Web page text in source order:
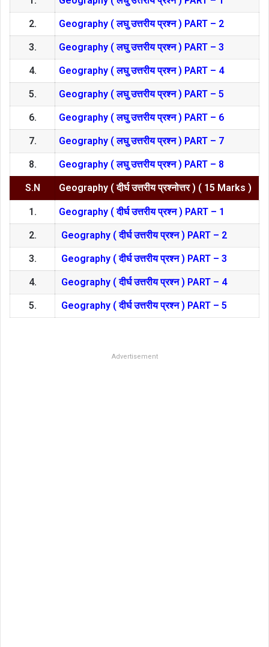
2. Geography ( लघु उत्तरीय प्रश्न ) PART – 2
3. Geography ( लघु उत्तरीय प्रश्न ) PART – 3
4. Geography ( लघु उत्तरीय प्रश्न ) PART – 4
5. Geography ( लघु उत्तरीय प्रश्न ) PART – 5
6. Geography ( लघु उत्तरीय प्रश्न ) PART – 6
7. Geography ( लघु उत्तरीय प्रश्न ) PART – 7
8. Geography ( लघु उत्तरीय प्रश्न ) PART – 8
S.N Geography ( दीर्घ उत्तरीय प्रश्नोत्तर ) ( 15 Marks )
1. Geography ( दीर्घ उत्तरीय प्रश्न ) PART – 1
2. Geography ( दीर्घ उत्तरीय प्रश्न ) PART – 2
3. Geography ( दीर्घ उत्तरीय प्रश्न ) PART – 3
4. Geography ( दीर्घ उत्तरीय प्रश्न ) PART – 4
5. Geography ( दीर्घ उत्तरीय प्रश्न ) PART – 5
Advertisement